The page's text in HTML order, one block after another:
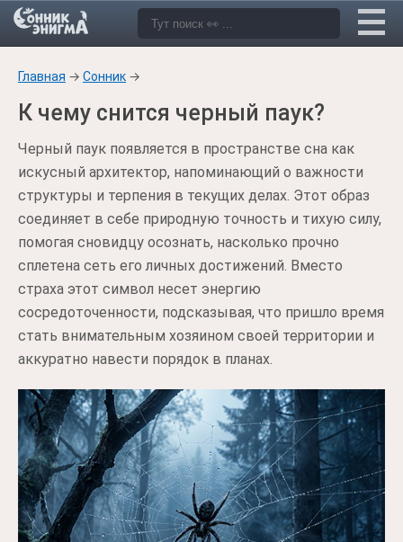
Главная → Сонник →
К чему снится черный паук?
Черный паук появляется в пространстве сна как
искусный архитектор, напоминающий о важности
структуры и терпения в текущих делах. Этот образ
соединяет в себе природную точность и тихую силу,
помогая сновидцу осознать, насколько прочно
сплетена сеть его личных достижений. Вместо
страха этот символ несет энергию
сосредоточенности, подсказывая, что пришло время
стать внимательным хозяином своей территории и
аккуратно навести порядок в планах.